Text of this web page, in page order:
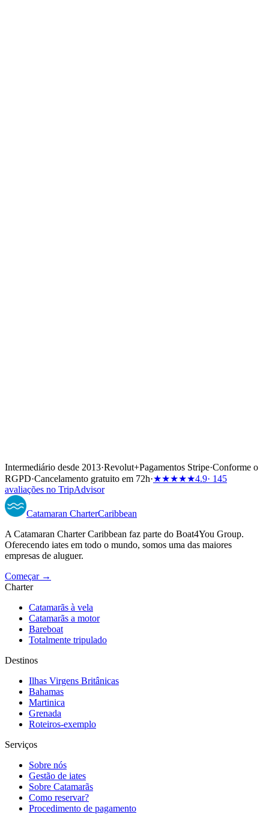
Intermediário desde 2013·Revolut+Pagamentos Stripe·Conforme o
RGPD·Cancelamento gratuito em 72h·★★★★★4.9· 145
avaliações no TripAdvisor
Catamaran CharterCaribbean
A Catamaran Charter Caribbean faz parte do Boat4You Group.
Oferecendo iates em todo o mundo, somos uma das maiores
empresas de aluguer.
Começar →
Charter
Catamarãs à vela
Catamarãs a motor
Bareboat
Totalmente tripulado
Destinos
Ilhas Virgens Britânicas
Bahamas
Martinica
Grenada
Roteiros-exemplo
Serviços
Sobre nós
Gestão de iates
Sobre Catamarãs
Como reservar?
Procedimento de pagamento